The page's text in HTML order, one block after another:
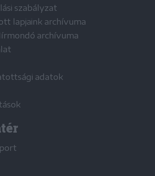
szabályzat
lapjaink archívuma
archívuma
adatok